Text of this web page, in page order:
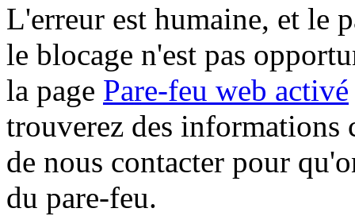
L'erreur est humaine, et le
le blocage n'est pas
la page Pare-feu web activé
trouverez des informations
de nous contacter pour
du pare-feu.